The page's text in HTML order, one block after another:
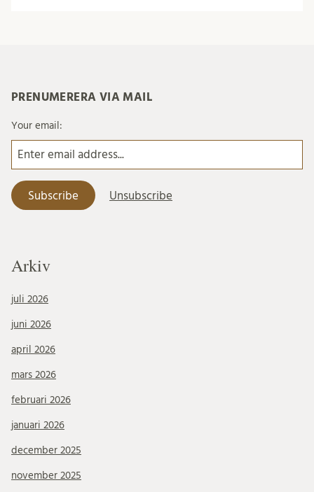
PRENUMERERA VIA MAIL
Your email:
Arkiv
juli 2026
juni 2026
april 2026
mars 2026
februari 2026
januari 2026
december 2025
november 2025